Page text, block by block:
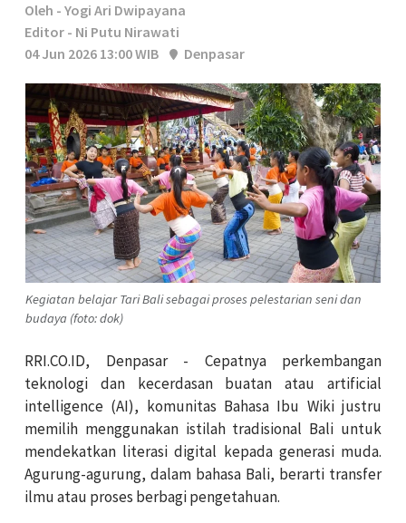
Oleh - Yogi Ari Dwipayana
Editor - Ni Putu Nirawati
04 Jun 2026 13:00 WIB
Denpasar
Kegiatan belajar Tari Bali sebagai proses pelestarian seni dan
budaya (foto: dok)
RRI.CO.ID, Denpasar - Cepatnya perkembangan
teknologi dan kecerdasan buatan atau artificial
intelligence (AI), komunitas Bahasa Ibu Wikijustru
memilih menggunakan istilah tradisional Bali untuk
mendekatkan literasi digital kepada generasi muda.
Agurung-agurung, dalam bahasa Bali, berarti transfer
ilmu atau proses berbagi pengetahuan.